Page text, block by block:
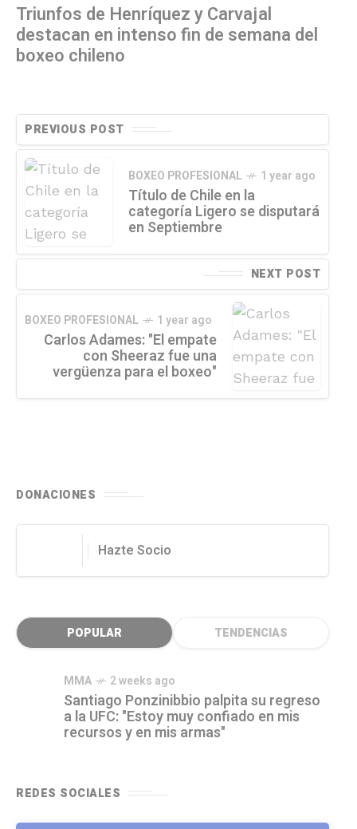
Triunfos de Henríquez y Carvajal
destacan en intenso fin de semana del
boxeo chileno
PREVIOUS POST
BOXEO PROFESIONAL 1 year ago
Título de Chile en la
categoría Ligero se disputará
en Septiembre
NEXT POST
BOXEO PROFESIONAL 1 year ago
Carlos Adames: "El empate
con Sheeraz fue una
vergüenza para el boxeo"
DONACIONES
Hazte Socio
POPULAR TENDENCIAS
MMA 2 weeks ago
Santiago Ponzinibbio palpita su regreso
a la UFC: "Estoy muy confiado en mis
recursos y en mis armas"
REDES SOCIALES